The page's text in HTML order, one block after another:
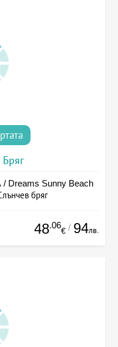
Бряг
/ Dreams Sunny Beach
бряг
48.06
€ / 94лв.